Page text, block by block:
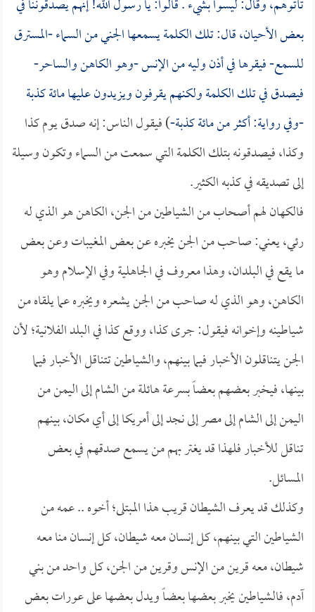
تأتوهم، وقال: ليسوا بشيء . قالوا: يا رسول الله! إنهم يصدقوننا في
بعض الأحيان، قال: تلك الكلمة يسمعها الجني من السماء -المسترق
للسمع- فيقرها في أذن وليه من الإنس -وهو الكاهن والساحر-
فيصدق في تلك الكلمة ولكنهم يقرفون ويزيدون عليها مائة كذبة
-وفي رواية: أكثر من مائة كذبة-) فيقول الناس: إنه صدق يوم كذا
وكذا، فيصدقونه بتلك الكلمة التي سمعت من السماء وتكون وسيلة
إلى تصديقه في كذبه الكثير.
فالكهان لهم أصحاب من الشياطين من الجن، الكاهن هو الذي له
رئي، يعني: صاحب من الجن يخبره عن بعض المغيبات وعن بعض
ما يقع في البلدان، وهذا معروف في الجاهلية وفي الإسلام وهو
الكاهن، وهو الذي له صاحب من الجن يشعره ويخبره عما يلقاه من
شياطينه وإخوانه فيقول: جرى كذا، ووقع كذا في البلد الفلانية؛ لأن
الجن يتناقلون الأخبار فيما بينهم، والشياطين تتناقل الأخبار فيما
بينها، فيخبر بعضهم بعضاً بسرعة هائلة من الشام إلى اليمن من
اليمن إلى الشام إلى مصر إلى نجد إلى أمريكا إلى أي مكان، بينهم
تناقل للأخبار فلهذا قد يغتر بهم من يسمع صدقهم في بعض
المسائل.
وكذلك قد يعرف الشيطان قريب هذا المبتلى؛ أخوه .. عمه من
الشياطين التي بينهم، كل إنسان معه شيطان، كل إنسان منا معه
شيطان، معه قرين من الإنس وقرين من الجن، كل واحد من بني
آدم، فالشياطين يخبر بعضها بعضاً ويدل بعضها على عورات بعض